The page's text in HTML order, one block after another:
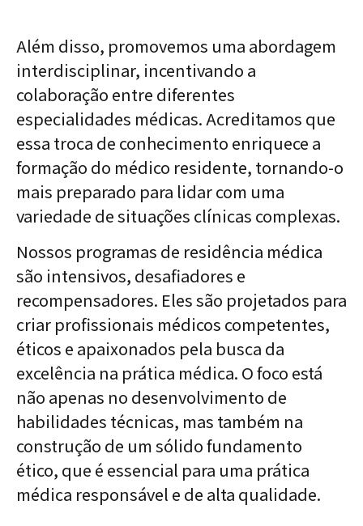
Além disso, promovemos uma abordagem
interdisciplinar, incentivando a
colaboração entre diferentes
especialidades médicas. Acreditamos que
essa troca de conhecimento enriquece a
formação do médico residente, tornando-o
mais preparado para lidar com uma
variedade de situações clínicas complexas.
Nossos programas de residência médica
são intensivos, desafiadores e
recompensadores. Eles são projetados para
criar profissionais médicos competentes,
éticos e apaixonados pela busca da
excelência na prática médica. O foco está
não apenas no desenvolvimento de
habilidades técnicas, mas também na
construção de um sólido fundamento
ético, que é essencial para uma prática
médica responsável e de alta qualidade.